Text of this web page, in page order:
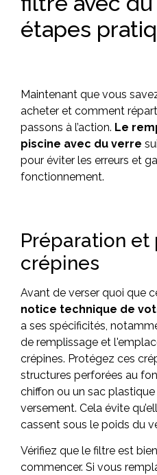
étapes
Maintenant que vous
acheter et comment
passons à l’action. Le
piscine avec du verre
pour éviter les erreurs et
fonctionnement.
Préparation
crépines
Avant de verser quoi que
notice technique de
a ses spécificités,
de remplissage et
crépines. Protégez ces
structures perforées au
chiffon ou un sac
versement. Cela évite
cassent sous le poids du
Vérifiez que le filtre est
commencer. Si vous